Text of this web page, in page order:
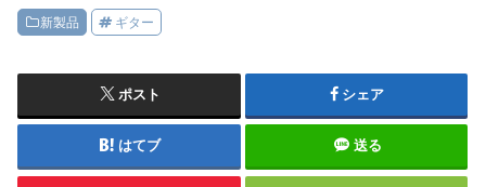
新製品 ギター
ポスト シェア
はてブ 送る